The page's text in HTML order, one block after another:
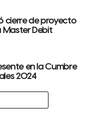
cierre de proyecto
Master Debit
en la Cumbre
2024